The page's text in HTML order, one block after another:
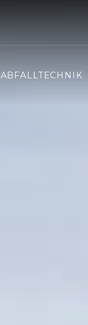
ABFALLTECHNIK